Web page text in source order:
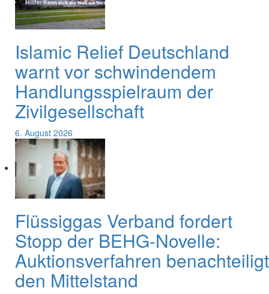
Islamic Relief Deutschland
warnt vor schwindendem
Handlungsspielraum der
Zivilgesellschaft
6. August 2026
Flüssiggas Verband fordert
Stopp der BEHG-Novelle:
Auktionsverfahren benachteiligt
den Mittelstand